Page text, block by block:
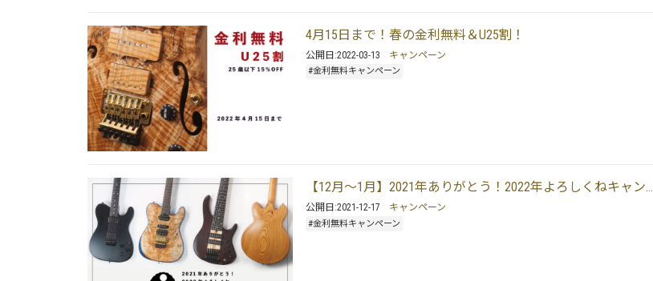
4月15日まで！春の金利無料＆U25割！
公開日:2022-03-13 キャンペーン
#金利無料キャンペーン
【12月～1月】2021年ありがとう！2022年よろしくねキャン…
公開日:2021-12-17 キャンペーン
#金利無料キャンペーン